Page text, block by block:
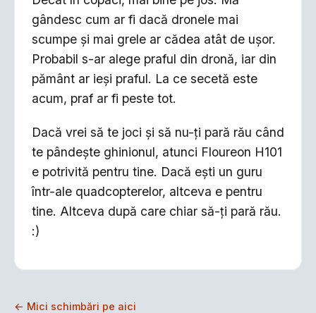
gândesc cum ar fi dacă dronele mai
scumpe și mai grele ar cădea atât de ușor.
Probabil s-ar alege praful din dronă, iar din
pământ ar ieși praful. La ce secetă este
acum, praf ar fi peste tot.
Dacă vrei să te joci și să nu-ți pară rău când
te pândește ghinionul, atunci Floureon H101
e potrivită pentru tine. Dacă ești un guru
într-ale quadcopterelor, altceva e pentru
tine. Altceva după care chiar să-ți pară rău.
:)
← Mici schimbări pe aici